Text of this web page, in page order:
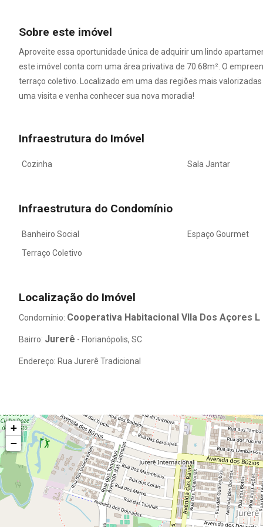
Sobre este imóvel
Aproveite essa oportunidade única de adquirir um lindo
este imóvel conta com uma área privativa de 70.68m². O
terraço coletivo. Localizado em uma das regiões mais
uma visita e venha conhecer sua nova moradia!
Infraestrutura do Imóvel
Cozinha Sala Jantar
Infraestrutura do Condomínio
Banheiro Social
Espaço Gourmet
Terraço Coletivo
Localização do Imóvel
Condomínio: Cooperativa Habitacional VIla Dos Açores L
Bairro: Jurerê - Florianópolis, SC
Endereço: Rua Jurerê Tradicional
+
−